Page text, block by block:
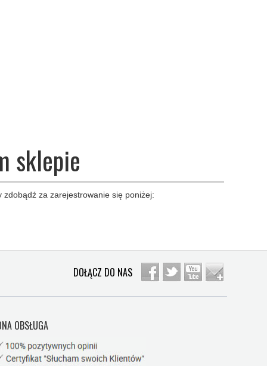
sklepie
za zarejestrowanie się poniżej:
DOŁĄCZ DO NAS
OBSŁUGA